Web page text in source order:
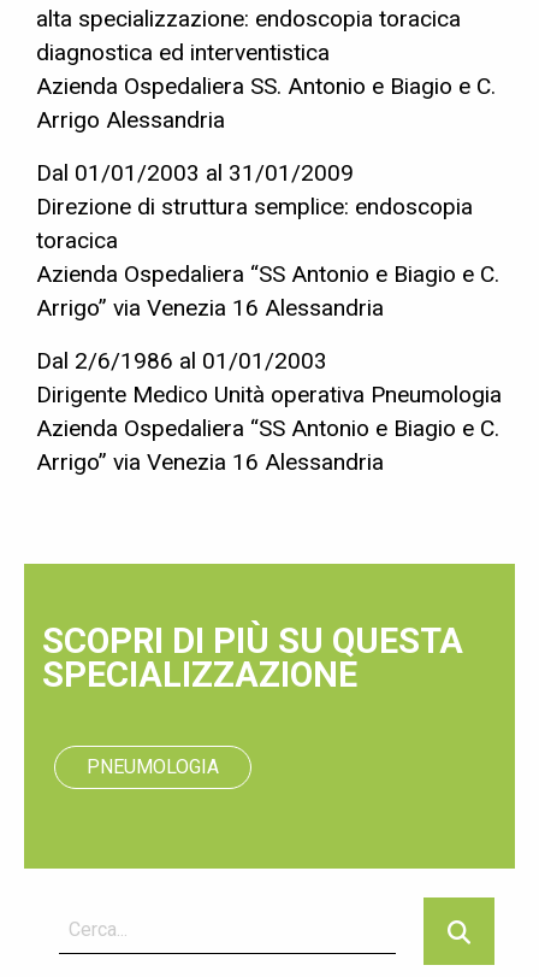
alta specializzazione: endoscopia toracica
diagnostica ed interventistica
Azienda Ospedaliera SS. Antonio e Biagio e C.
Arrigo Alessandria
Dal 01/01/2003 al 31/01/2009
Direzione di struttura semplice: endoscopia
toracica
Azienda Ospedaliera “SS Antonio e Biagio e C.
Arrigo” via Venezia 16 Alessandria
Dal 2/6/1986 al 01/01/2003
Dirigente Medico Unità operativa Pneumologia
Azienda Ospedaliera “SS Antonio e Biagio e C.
Arrigo” via Venezia 16 Alessandria
SCOPRI DI PIÙ SU QUESTA
SPECIALIZZAZIONE
PNEUMOLOGIA